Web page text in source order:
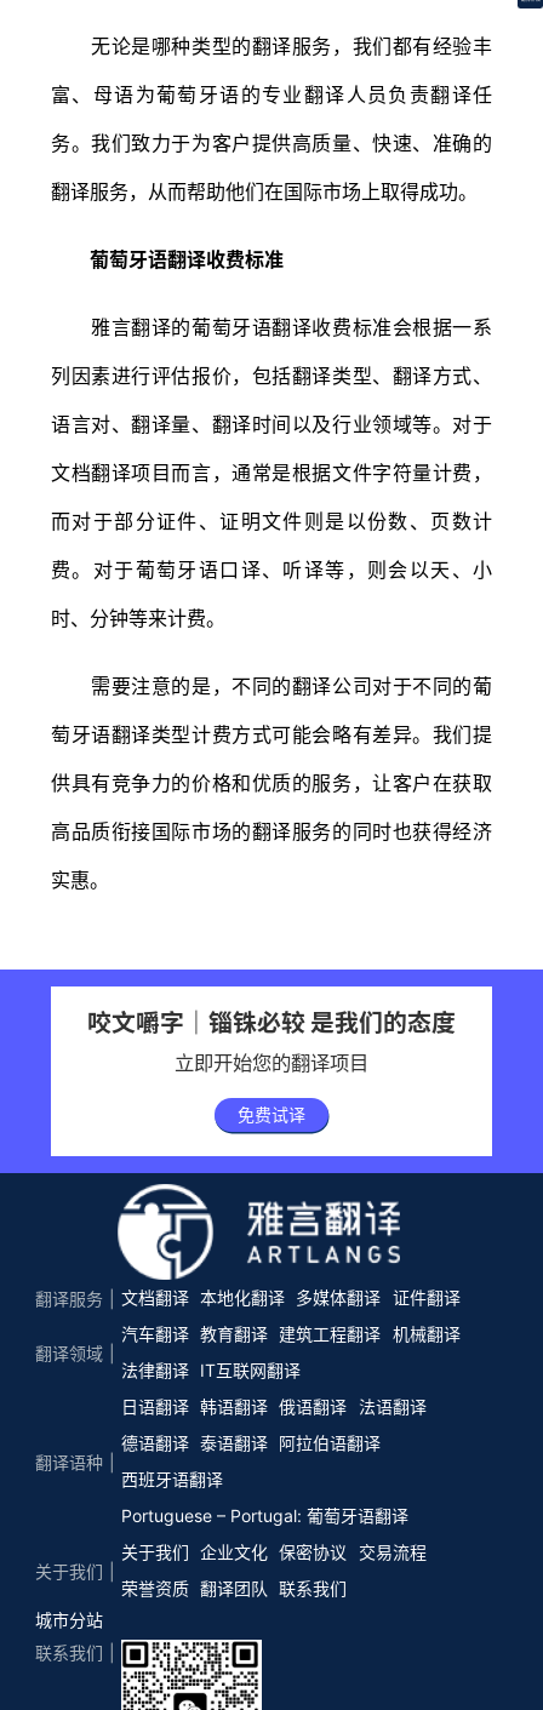
无论是哪种类型的翻译服务，我们都有经验丰
富、母语为葡萄牙语的专业翻译人员负责翻译任
务。我们致力于为客户提供高质量、快速、准确的
翻译服务，从而帮助他们在国际市场上取得成功。
葡萄牙语翻译收费标准
雅言翻译的葡萄牙语翻译收费标准会根据一系
列因素进行评估报价，包括翻译类型、翻译方式、
语言对、翻译量、翻译时间以及行业领域等。对于
文档翻译项目而言，通常是根据文件字符量计费，
而对于部分证件、证明文件则是以份数、页数计
费。对于葡萄牙语口译、听译等，则会以天、小
时、分钟等来计费。
需要注意的是，不同的翻译公司对于不同的葡
萄牙语翻译类型计费方式可能会略有差异。我们提
供具有竞争力的价格和优质的服务，让客户在获取
高品质衔接国际市场的翻译服务的同时也获得经济
实惠。
咬文嚼字｜锱铢必较 是我们的态度
立即开始您的翻译项目
免费试译
翻译服务 文档翻译 本地化翻译 多媒体翻译 证件翻译
翻译领域
汽车翻译 教育翻译 建筑工程翻译 机械翻译
法律翻译
IT互联网翻译
翻译语种
日语翻译 韩语翻译 俄语翻译
法语翻译
德语翻译 泰语翻译 阿拉伯语翻译
西班牙语翻译
Portuguese – Portugal: 葡萄牙语翻译
关于我们
关于我们 企业文化 保密协议
交易流程
荣誉资质 翻译团队
联系我们
城市分站
联系我们